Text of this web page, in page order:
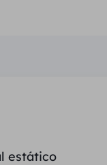
estático